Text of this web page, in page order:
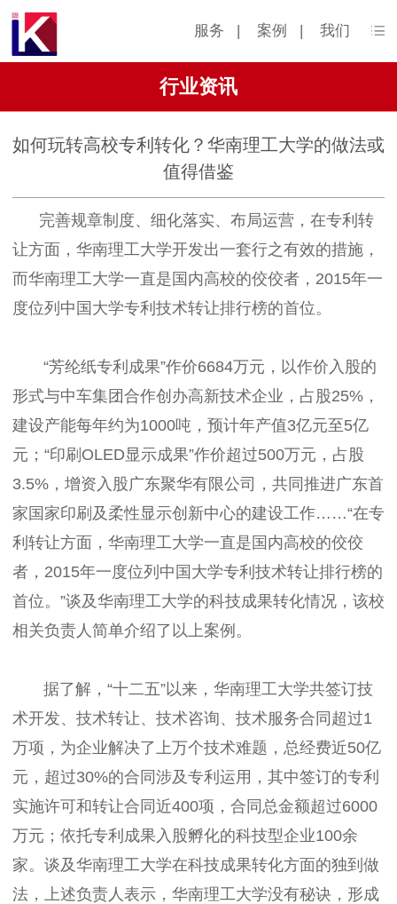
服务 | 案例 | 我们
行业资讯
如何玩转高校专利转化？华南理工大学的做法或
值得借鉴
完善规章制度、细化落实、布局运营，在专利转
让方面，华南理工大学开发出一套行之有效的措施，
而华南理工大学一直是国内高校的佼佼者，2015年一
度位列中国大学专利技术转让排行榜的首位。
“芳纶纸专利成果”作价6684万元，以作价入股的
形式与中车集团合作创办高新技术企业，占股25%，
建设产能每年约为1000吨，预计年产值3亿元至5亿
元；“印刷OLED显示成果”作价超过500万元，占股
3.5%，增资入股广东聚华有限公司，共同推进广东首
家国家印刷及柔性显示创新中心的建设工作……“在专
利转让方面，华南理工大学一直是国内高校的佼佼
者，2015年一度位列中国大学专利技术转让排行榜的
首位。”谈及华南理工大学的科技成果转化情况，该校
相关负责人简单介绍了以上案例。
据了解，“十二五”以来，华南理工大学共签订技
术开发、技术转让、技术咨询、技术服务合同超过1
万项，为企业解决了上万个技术难题，总经费近50亿
元，超过30%的合同涉及专利运用，其中签订的专利
实施许可和转让合同近400项，合同总金额超过6000
万元；依托专利成果入股孵化的科技型企业100余
家。谈及华南理工大学在科技成果转化方面的独到做
法，上述负责人表示，华南理工大学没有秘诀，形成